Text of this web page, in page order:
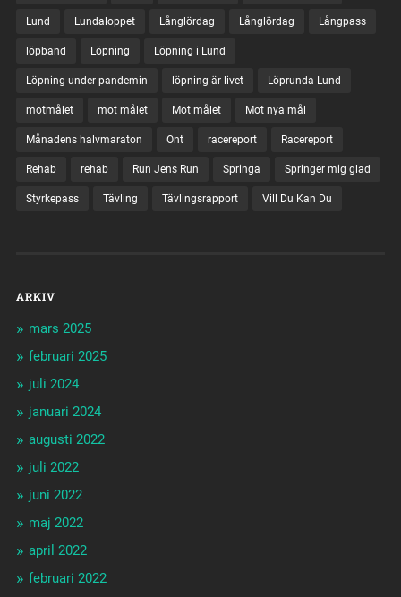
Lund Lundaloppet Långlördag Långlördag Långpass
löpband Löpning Löpning i Lund
Löpning under pandemin löpning är livet Löprunda Lund
motmålet mot målet Mot målet Mot nya mål
Månadens halvmaraton Ont racereport Racereport
Rehab rehab Run Jens Run Springa Springer mig glad
Styrkepass Tävling Tävlingsrapport Vill Du Kan Du
ARKIV
mars 2025
februari 2025
juli 2024
januari 2024
augusti 2022
juli 2022
juni 2022
maj 2022
april 2022
februari 2022